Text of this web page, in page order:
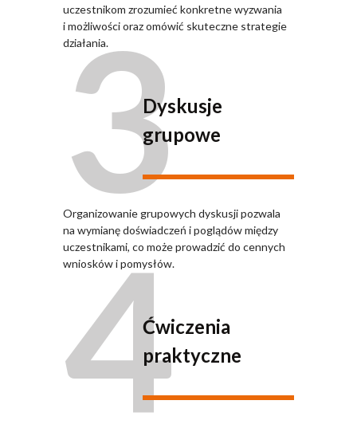
uczestnikom zrozumieć konkretne wyzwania
i możliwości oraz omówić skuteczne strategie
działania.
3Dyskusje
grupowe
Organizowanie grupowych dyskusji pozwala
na wymianę doświadczeń i poglądów między
uczestnikami, co może prowadzić do cennych
wniosków i pomysłów.
4Ćwiczenia
praktyczne